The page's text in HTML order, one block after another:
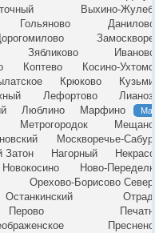
Выхино-
Гольяново
Зябликово
Коптево
Косино-
Крюково
Лефортово
Люблино Марфино
Метрогородок
Москворечье-
Затон Нагорный
Новокосино
Ново-
Орехово-Борисово
Останкинский
Перово